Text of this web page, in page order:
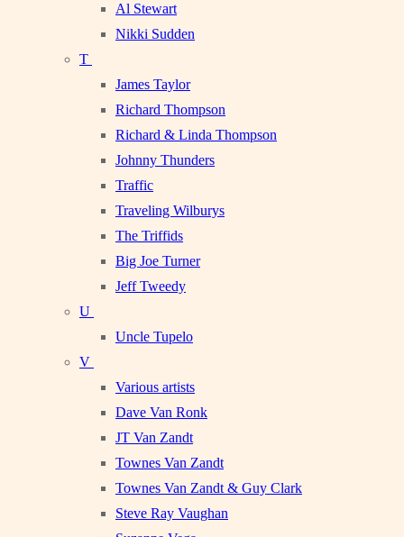
Al Stewart
Nikki Sudden
T
James Taylor
Richard Thompson
Richard & Linda Thompson
Johnny Thunders
Traffic
Traveling Wilburys
The Triffids
Big Joe Turner
Jeff Tweedy
U
Uncle Tupelo
V
Various artists
Dave Van Ronk
JT Van Zandt
Townes Van Zandt
Townes Van Zandt & Guy Clark
Steve Ray Vaughan